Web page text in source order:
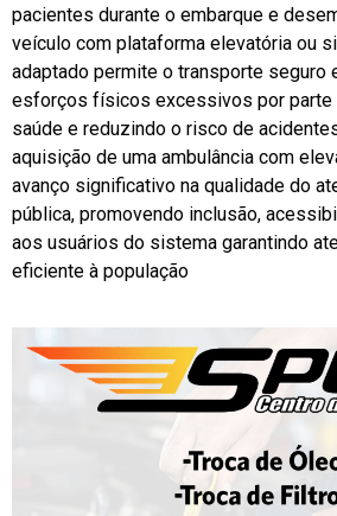
pacientes durante o embarque e
veículo com plataforma elevatória ou
adaptado permite o transporte seguro
esforços físicos excessivos por
saúde e reduzindo o risco de
aquisição de uma ambulância com
avanço significativo na qualidade do
pública, promovendo inclusão,
aos usuários do sistema garantindo
eficiente à população